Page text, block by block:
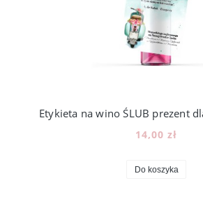
14,00 zł
Do koszyka